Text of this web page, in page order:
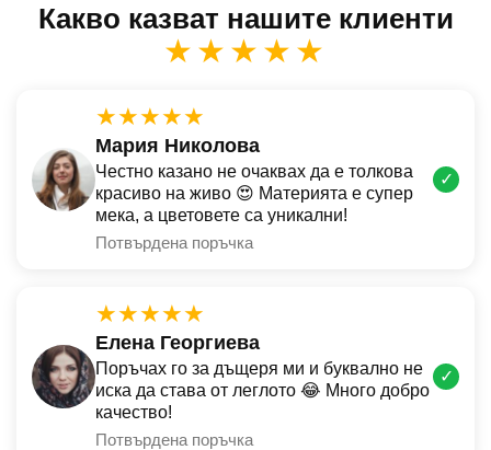
Какво казват нашите клиенти
★★★★★
★★★★★
Мария Николова
Честно казано не очаквах да е толкова
красиво на живо 😍 Материята е супер
мека, а цветовете са уникални!
Потвърдена поръчка
✓
★★★★★
Елена Георгиева
Поръчах го за дъщеря ми и буквално не
иска да става от леглото 😂 Много добро
качество!
Потвърдена поръчка
✓